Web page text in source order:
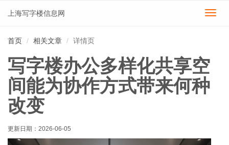
切
上海写字楼信息网
首页 相关文章 详情页
写字楼办公多样化共享空
间能为协作方式带来何种
改变
更新日期： 2026-06-05